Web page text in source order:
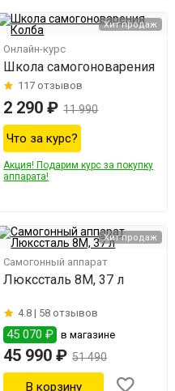
Хит продаж
Онлайн-курс
Школа самогоноварения
117 отзывов
2 290 ₽ 11 990
Что за курс?
Акция! Подарим курс за покупку
аппарата!
Хит продаж
Самогонный аппарат
Люкссталь 8М, 37 л
4.8 | 58 отзывов
45 070 ₽ в магазине
45 990 ₽ 51 490